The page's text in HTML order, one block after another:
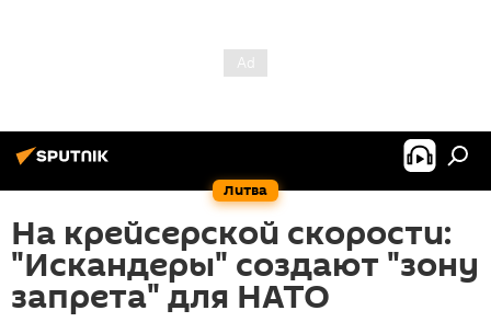
Литва
На крейсерской скорости:
"Искандеры" создают "зону
запрета" для НАТО